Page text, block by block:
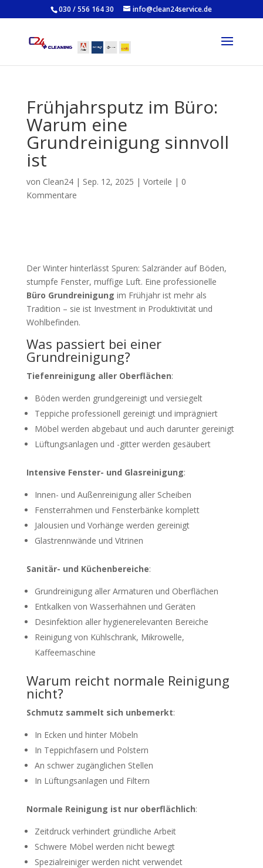
030 / 556 164 30 info@clean24service.de
Frühjahrsputz im Büro:
Warum eine
Grundreinigung sinnvoll
ist
von Clean24| Sep. 12, 2025 | Vorteile | 0
Kommentare
Der Winter hinterlässt Spuren: Salzränder auf Böden,
stumpfe Fenster, muffige Luft. Eine professionelle
Büro Grundreinigung im Frühjahr ist mehr als
Tradition – sie ist Investment in Produktivität und
Wohlbefinden.
Was passiert bei einer
Grundreinigung?
Tiefenreinigung aller Oberflächen:
Böden werden grundgereinigt und versiegelt
Teppiche professionell gereinigt und imprägniert
Möbel werden abgebaut und auch darunter gereinigt
Lüftungsanlagen und -gitter werden gesäubert
Intensive Fenster- und Glasreinigung:
Innen- und Außenreinigung aller Scheiben
Fensterrahmen und Fensterbänke komplett
Jalousien und Vorhänge werden gereinigt
Glastrennwände und Vitrinen
Sanitär- und Küchenbereiche:
Grundreinigung aller Armaturen und Oberflächen
Entkalken von Wasserhähnen und Geräten
Desinfektion aller hygienerelevanten Bereiche
Reinigung von Kühlschrank, Mikrowelle,
Kaffeemaschine
Warum reicht normale Reinigung
nicht?
Schmutz sammelt sich unbemerkt:
In Ecken und hinter Möbeln
In Teppichfasern und Polstern
An schwer zugänglichen Stellen
In Lüftungsanlagen und Filtern
Normale Reinigung ist nur oberflächlich:
Zeitdruck verhindert gründliche Arbeit
Schwere Möbel werden nicht bewegt
Spezialreiniger werden nicht verwendet